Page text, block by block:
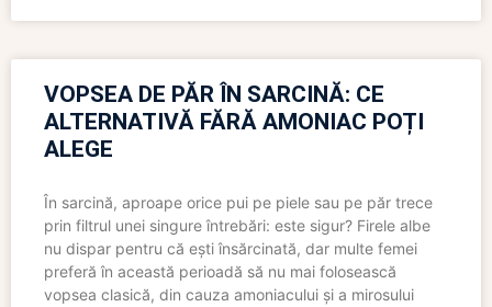
VOPSEA DE PĂR ÎN SARCINĂ: CE
ALTERNATIVĂ FĂRĂ AMONIAC POȚI
ALEGE
În sarcină, aproape orice pui pe piele sau pe păr trece
prin filtrul unei singure întrebări: este sigur? Firele albe
nu dispar pentru că ești însărcinată, dar multe femei
preferă în această perioadă să nu mai folosească
vopsea clasică, din cauza amoniacului și a mirosului